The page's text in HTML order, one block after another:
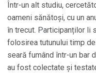
Într-un alt studiu,
oameni sănătoși, cu un
în trecut. Participanților li
folosirea tutunului timp
seară fumând într-un bar
au fost colectate și